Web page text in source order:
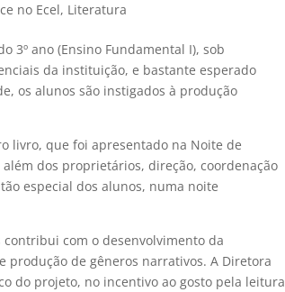
no Ecel, Literatura
3º ano (Ensino Fundamental I), sob
da instituição, e bastante esperado
os alunos são instigados à produção
livro, que foi apresentado na Noite de
dos proprietários, direção, coordenação
especial dos alunos, numa noite
com o desenvolvimento da
de gêneros narrativos. A Diretora
do projeto, no incentivo ao gosto pela leitura